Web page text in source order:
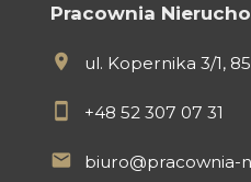
Pracownia
ul. Kopernika 3/1,
+48 52 307 07 31
biuro@pracownia-